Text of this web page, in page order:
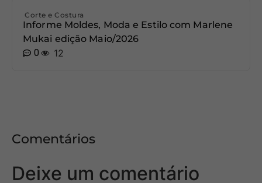
Corte e Costura
Informe Moldes, Moda e Estilo com Marlene
Mukai edição Maio/2026
0
12
Comentários
Deixe um comentário